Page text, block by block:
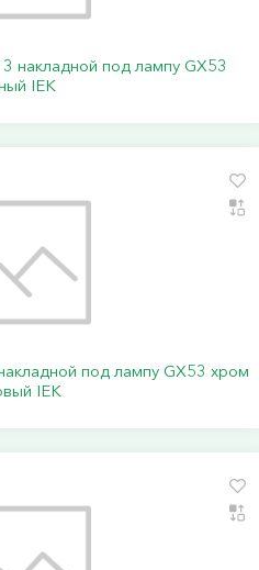
накладной под лампу GX53
IEK
под лампу GX53 хром
IEK